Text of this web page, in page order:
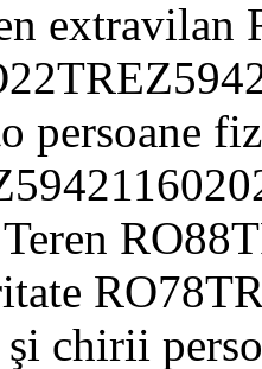
extravilan
persoane
Teren
chirii